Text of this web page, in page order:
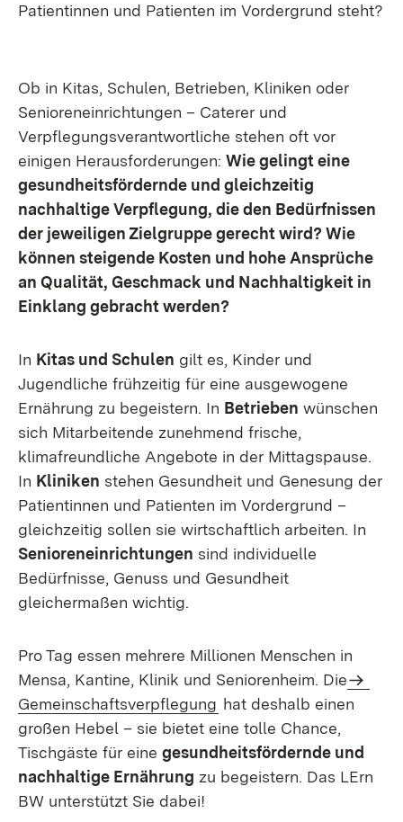
Patientinnen und Patienten im Vordergrund steht?
Ob in Kitas, Schulen, Betrieben, Kliniken oder
Senioreneinrichtungen – Caterer und
Verpflegungsverantwortliche stehen oft vor
einigen Herausforderungen: Wie gelingt eine
gesundheitsfördernde und gleichzeitig
nachhaltige Verpflegung, die den Bedürfnissen
der jeweiligen Zielgruppe gerecht wird? Wie
können steigende Kosten und hohe Ansprüche
an Qualität, Geschmack und Nachhaltigkeit in
Einklang gebracht werden?
In Kitas und Schulen gilt es, Kinder und
Jugendliche frühzeitig für eine ausgewogene
Ernährung zu begeistern. In Betrieben wünschen
sich Mitarbeitende zunehmend frische,
klimafreundliche Angebote in der Mittagspause.
In Kliniken stehen Gesundheit und Genesung der
Patientinnen und Patienten im Vordergrund –
gleichzeitig sollen sie wirtschaftlich arbeiten. In
Senioreneinrichtungen sind individuelle
Bedürfnisse, Genuss und Gesundheit
gleichermaßen wichtig.
Pro Tag essen mehrere Millionen Menschen in
Mensa, Kantine, Klinik und Seniorenheim. Die
Gemeinschaftsverpflegung hat deshalb einen
großen Hebel – sie bietet eine tolle Chance,
Tischgäste für eine gesundheitsfördernde und
nachhaltige Ernährung zu begeistern. Das LErn
BW unterstützt Sie dabei!